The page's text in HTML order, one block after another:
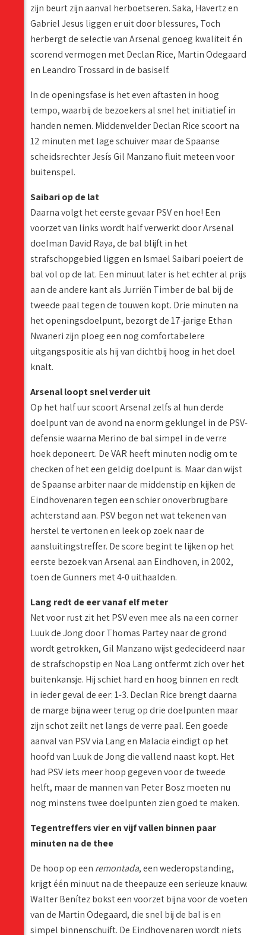
zijn beurt zijn aanval herboetseren. Saka, Havertz en
Gabriel Jesus liggen er uit door blessures, Toch
herbergt de selectie van Arsenal genoeg kwaliteit én
scorend vermogen met Declan Rice, Martin Odegaard
en Leandro Trossard in de basiself.
In de openingsfase is het even aftasten in hoog
tempo, waarbij de bezoekers al snel het initiatief in
handen nemen. Middenvelder Declan Rice scoort na
12 minuten met lage schuiver maar de Spaanse
scheidsrechter Jesís Gil Manzano fluit meteen voor
buitenspel.
Saibari op de lat
Daarna volgt het eerste gevaar PSV en hoe! Een
voorzet van links wordt half verwerkt door Arsenal
doelman David Raya, de bal blijft in het
strafschopgebied liggen en Ismael Saibari poeiert de
bal vol op de lat. Een minuut later is het echter al prijs
aan de andere kant als Jurriën Timber de bal bij de
tweede paal tegen de touwen kopt. Drie minuten na
het openingsdoelpunt, bezorgt de 17-jarige Ethan
Nwaneri zijn ploeg een nog comfortabelere
uitgangspositie als hij van dichtbij hoog in het doel
knalt.
Arsenal loopt snel verder uit
Op het half uur scoort Arsenal zelfs al hun derde
doelpunt van de avond na enorm geklungel in de PSV-
defensie waarna Merino de bal simpel in de verre
hoek deponeert. De VAR heeft minuten nodig om te
checken of het een geldig doelpunt is. Maar dan wijst
de Spaanse arbiter naar de middenstip en kijken de
Eindhovenaren tegen een schier onoverbrugbare
achterstand aan. PSV begon net wat tekenen van
herstel te vertonen en leek op zoek naar de
aansluitingstreffer. De score begint te lijken op het
eerste bezoek van Arsenal aan Eindhoven, in 2002,
toen de Gunners met 4-0 uithaalden.
Lang redt de eer vanaf elf meter
Net voor rust zit het PSV even mee als na een corner
Luuk de Jong door Thomas Partey naar de grond
wordt getrokken, Gil Manzano wijst gedecideerd naar
de strafschopstip en Noa Lang ontfermt zich over het
buitenkansje. Hij schiet hard en hoog binnen en redt
in ieder geval de eer: 1-3. Declan Rice brengt daarna
de marge bijna weer terug op drie doelpunten maar
zijn schot zeilt net langs de verre paal. Een goede
aanval van PSV via Lang en Malacia eindigt op het
hoofd van Luuk de Jong die vallend naast kopt. Het
had PSV iets meer hoop gegeven voor de tweede
helft, maar de mannen van Peter Bosz moeten nu
nog minstens twee doelpunten zien goed te maken.
Tegentreffers vier en vijf vallen binnen paar
minuten na de thee
De hoop op een remontada, een wederopstanding,
krijgt één minuut na de theepauze een serieuze knauw.
Walter Benítez bokst een voorzet bijna voor de voeten
van de Martin Odegaard, die snel bij de bal is en
simpel binnenschuift. De Eindhovenaren wordt niets